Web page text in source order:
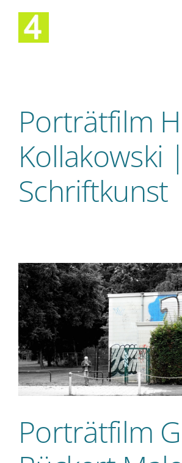
springen
Porträtfilm
Kollakowski |
Schriftkunst
Porträtfilm